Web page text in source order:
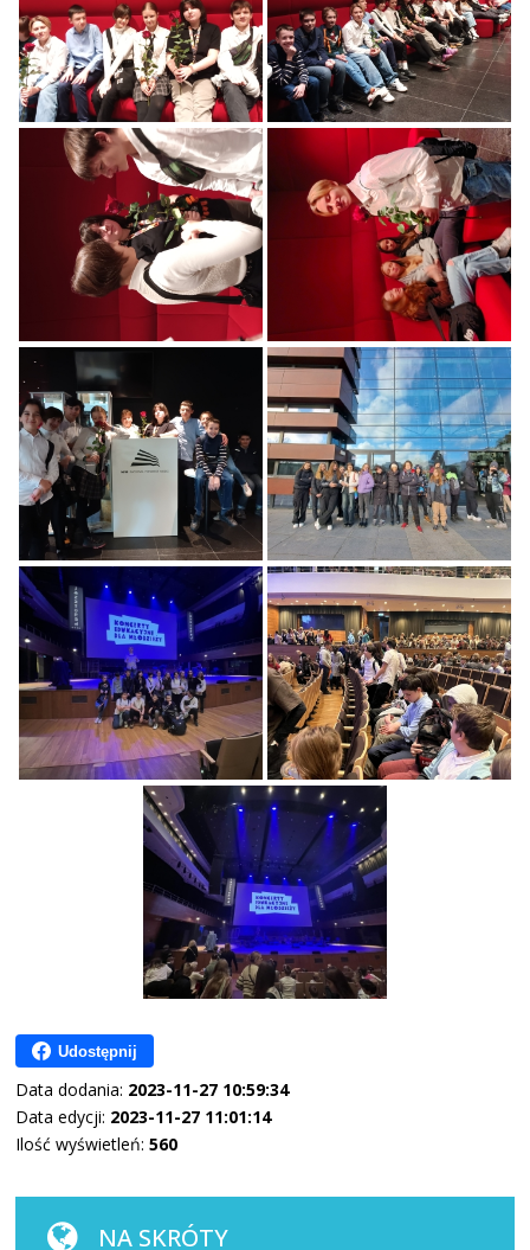
Udostępnij
Data dodania: 2023-11-27 10:59:34
Data edycji: 2023-11-27 11:01:14
Ilość wyświetleń:560
NA SKRÓTY